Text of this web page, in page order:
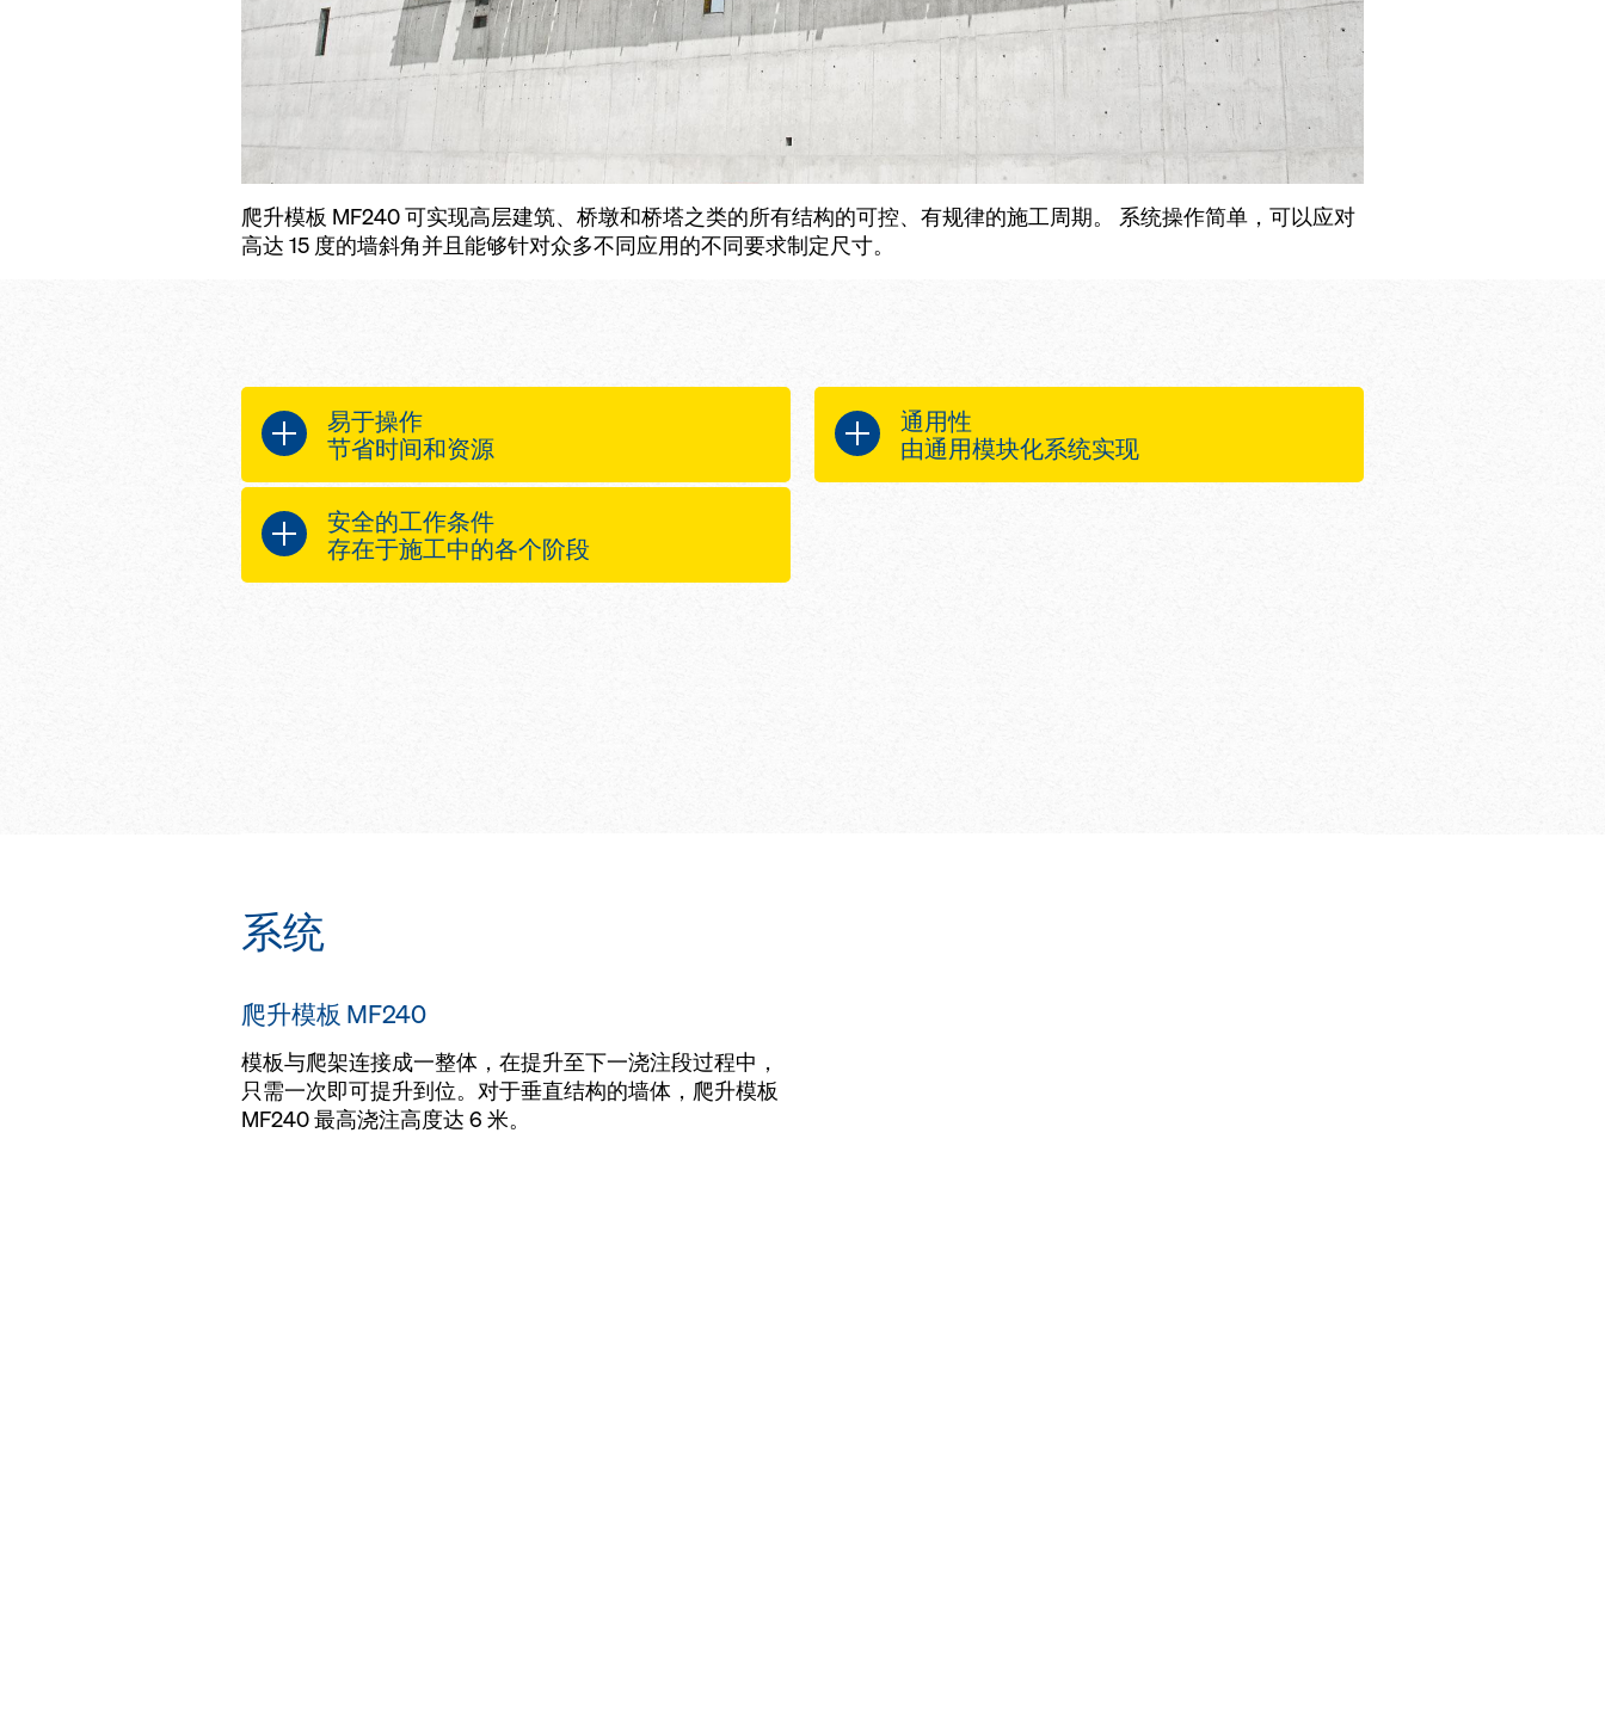
爬升模板 MF240 可实现高层建筑、桥墩和桥塔之类的所有结构的可控、有规律的施工周期。 系统操作简单，可以应对
高达 15 度的墙斜角并且能够针对众多不同应用的不同要求制定尺寸。
易于操作
节省时间和资源
集成的行走装置允许在无需塔吊的情
况下对模板进行快速开闭。
安全的工作条件
存在于施工中的各个阶段
通用性
由通用模块化系统实现
系统
爬升模板 MF240
模板与爬架连接成一整体，在提升至下一浇注段过程中，
只需一次即可提升到位。对于垂直结构的墙体，爬升模板
MF240 最高浇注高度达 6 米。